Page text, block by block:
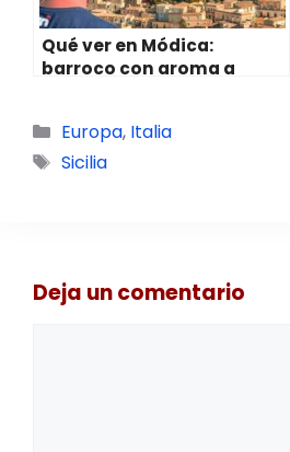
Qué ver en Módica:
barroco con aroma a
Categorías
Europa, Italia
Etiquetas
Sicilia
Deja un comentario